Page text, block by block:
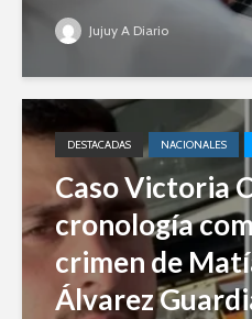
Jujuy A Diario
DESTACADAS NACIONALES
Caso Victoria
cronología
crimen de
Álvarez